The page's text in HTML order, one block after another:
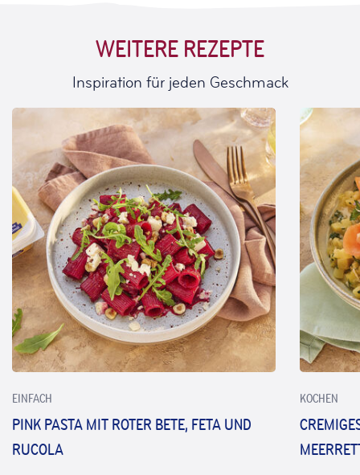
WEITERE REZEPTE
Inspiration für jeden Geschmack
EINFACH
PINK PASTA MIT ROTER BETE, FETA UND
RUCOLA
KOCHEN